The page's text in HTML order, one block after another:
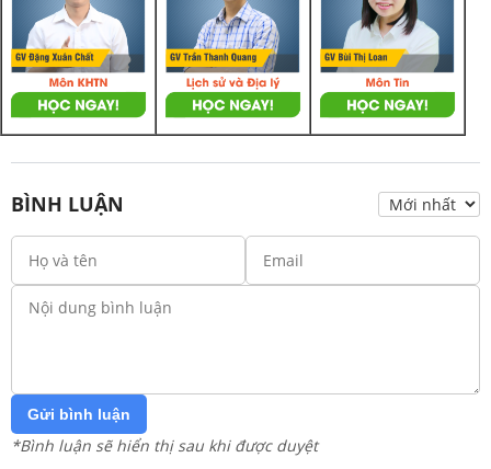
BÌNH LUẬN
Gửi bình luận
*Bình luận sẽ hiển thị sau khi được duyệt